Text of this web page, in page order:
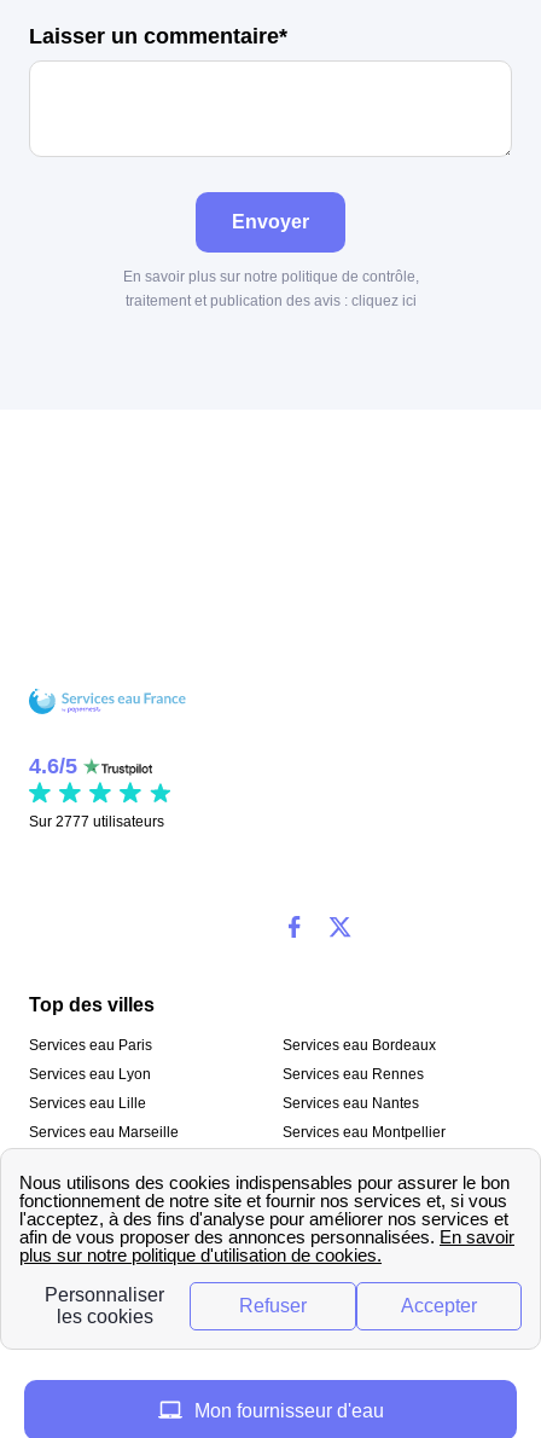
Laisser un commentaire*
Envoyer
En savoir plus sur notre politique de contrôle,
traitement et publication des avis : cliquez ici
4.6/5
Sur 2777 utilisateurs
Top des villes
Services eau Paris
Services eau Lyon
Services eau Lille
Services eau Marseille
Services eau Toulon
Services eau Bordeaux
Services eau Rennes
Services eau Nantes
Services eau Montpellier
Services eau Strasbourg
Nos outils
🛁 Simulateur consommation eau
💧 Comparer les fournisseurs
d’eau
Mon fournisseur d'eau